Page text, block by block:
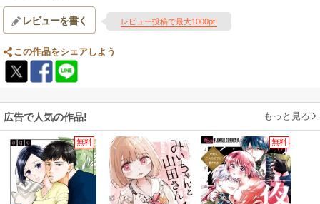
レビューを書く レビュー投稿で最大1000pt!
この作品をシェアしよう
広告で人気の作品! もっと見る
無料 無料